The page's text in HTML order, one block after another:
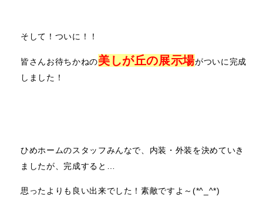
そして！ついに！！
皆さんお待ちかねの美しが丘の展示場がついに完成
しました！
ひめホームのスタッフみんなで、内装・外装を決めていき
ましたが、完成すると…
思ったよりも良い出来でした！素敵ですよ～(*^_^*)